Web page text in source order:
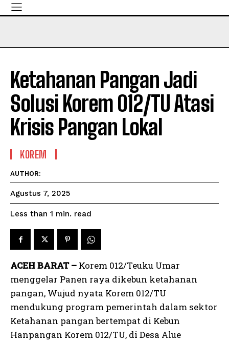
Ketahanan Pangan Jadi
Solusi Korem 012/TU Atasi
Krisis Pangan Lokal
KOREM
AUTHOR:
Agustus 7, 2025
Less than 1 min. read
ACEH BARAT – Korem 012/Teuku Umar
menggelar Panen raya dikebun ketahanan
pangan, Wujud nyata Korem 012/TU
mendukung program pemerintah dalam sektor
Ketahanan pangan bertempat di Kebun
Hanpangan Korem 012/TU, di Desa Alue